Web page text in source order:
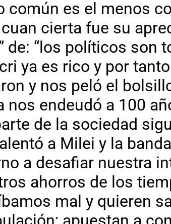
común es el menos
cierta fue su
de: “los políticos son
ya es rico y por
y nos peló el
endeudó a 100
de la sociedad
a Milei y la
a desafiar nuestra
ahorros de los
mal y quieren